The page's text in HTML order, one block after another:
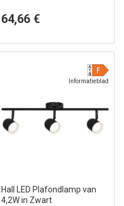
64,66 €
Informatieblad
Hall LED Plafondlamp van
4,2W in Zwart